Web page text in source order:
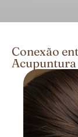
Conexão
Acupuntura